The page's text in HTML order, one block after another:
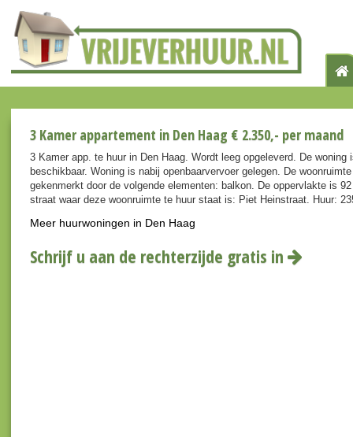
3 Kamer appartement in Den Haag € 2.350,- per maand
3 Kamer app. te huur in Den Haag. Wordt leeg opgeleverd. De woning
beschikbaar. Woning is nabij openbaarvervoer gelegen. De
gekenmerkt door de volgende elementen: balkon. De oppervlakte is
straat waar deze woonruimte te huur staat is: Piet Heinstraat. Huur:
Meer huurwoningen in Den Haag
Schrijf u aan de rechterzijde gratis in